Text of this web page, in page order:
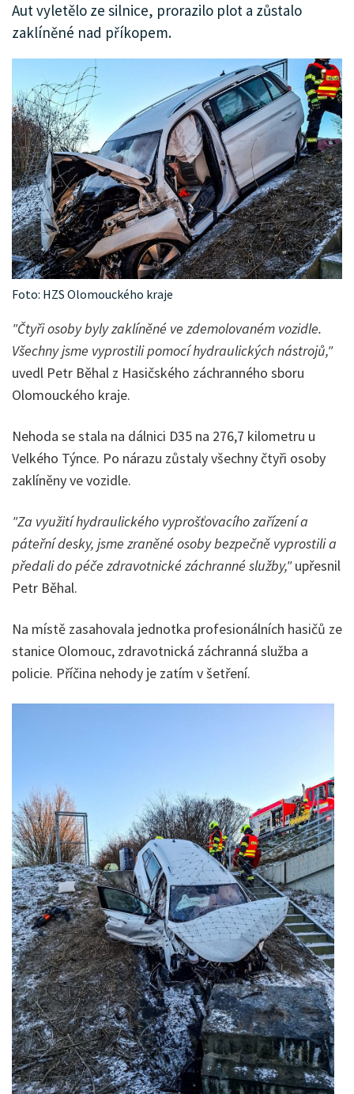
Aut vyletělo ze silnice, prorazilo plot a zůstalo
zaklíněné nad příkopem.
Foto: HZS Olomouckého kraje
"Čtyři osoby byly zaklíněné ve zdemolovaném vozidle.
Všechny jsme vyprostili pomocí hydraulických nástrojů,"
uvedl Petr Běhal z Hasičského záchranného sboru
Olomouckého kraje.
Nehoda se stala na dálnici D35 na 276,7 kilometru u
Velkého Týnce. Po nárazu zůstaly všechny čtyři osoby
zaklíněny ve vozidle.
"Za využití hydraulického vyprošťovacího zařízení a
páteřní desky, jsme zraněné osoby bezpečně vyprostili a
předali do péče zdravotnické záchranné služby,"upřesnil
Petr Běhal.
Na místě zasahovala jednotka profesionálních hasičů ze
stanice Olomouc, zdravotnická záchranná služba a
policie. Příčina nehody je zatím v šetření.